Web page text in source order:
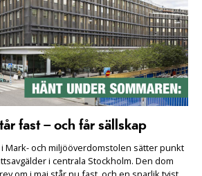
fast – och får sällskap
Mark- och miljööverdomstolen sätter punkt
i centrala Stockholm. Den dom